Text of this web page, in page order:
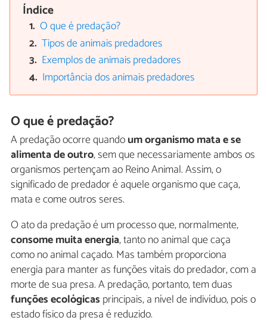
Índice
O que é predação?
Tipos de animais predadores
Exemplos de animais predadores
Importância dos animais predadores
O que é predação?
A predação ocorre quandoum organismo mata e se
alimenta de outro, sem que necessariamente ambos os
organismos pertençam ao Reino Animal. Assim, o
significado de predador é aquele organismo que caça,
mata e come outros seres.
O ato da predação é um processo que, normalmente,
consome muita energia, tanto no animal que caça
como no animal caçado. Mas também proporciona
energia para manter as funções vitais do predador, com a
morte de sua presa. A predação, portanto, tem duas
funções ecológicas principais, a nível de indivíduo, pois o
estado físico da presa é reduzido.